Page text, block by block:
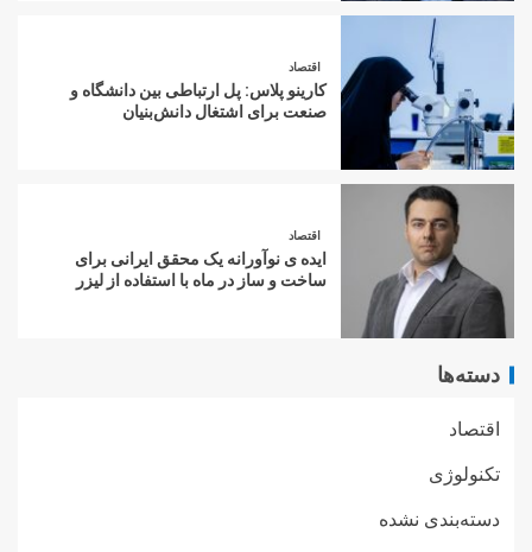
اقتصاد
کارینو پلاس: پل ارتباطی بین دانشگاه و
صنعت برای اشتغال دانش‌بنیان
اقتصاد
ایده ی نوآورانه یک محقق ایرانی برای
ساخت و ساز در ماه با استفاده از لیزر
دسته‌ها
اقتصاد
تکنولوژی
دسته‌بندی نشده